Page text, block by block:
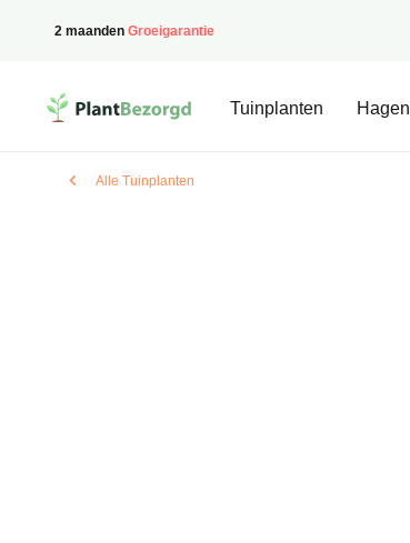
2 maanden Groeigarantie
PlantBezorgd
Tuinplanten Hagen
Alle Tuinplanten